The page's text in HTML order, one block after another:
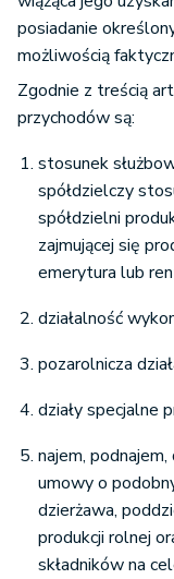
posiadanie
możliwością
Zgodnie z treścią
przychodów są:
stosunek
spółdzielczy
spółdzielni
zajmującej się
emerytura lub
działalność
pozarolnicza
działy specjalne
najem,
umowy o
dzierżawa,
produkcji rolnej
składników na